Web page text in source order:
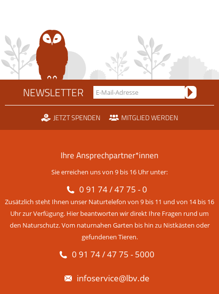
NEWSLETTER
JETZT SPENDEN MITGLIED WERDEN
Ihre Ansprechpartner*innen
Sie erreichen uns von 9 bis 16 Uhr unter:
0 91 74 / 47 75 - 0
Zusätzlich steht Ihnen unser Naturtelefon von 9 bis 11 und von 14 bis 16
Uhr zur Verfügung. Hier beantworten wir direkt Ihre Fragen rund um
den Naturschutz. Vom naturnahen Garten bis hin zu Nistkästen oder
gefundenen Tieren.
0 91 74 / 47 75 - 5000
infoservice@lbv.de